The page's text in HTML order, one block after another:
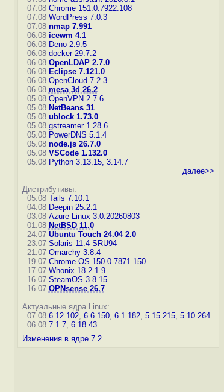
07.08 Chrome 151.0.7922.108
07.08 WordPress 7.0.3
07.08 nmap 7.991
06.08 icewm 4.1
06.08 Deno 2.9.5
06.08 docker 29.7.2
06.08 OpenLDAP 2.7.0
06.08 Eclipse 7.121.0
06.08 OpenCloud 7.2.3
06.08 mesa 3d 26.2
05.08 OpenVPN 2.7.6
05.08 NetBeans 31
05.08 ublock 1.73.0
05.08 gstreamer 1.28.6
05.08 PowerDNS 5.1.4
05.08 node.js 26.7.0
05.08 VSCode 1.132.0
05.08 Python 3.13.15, 3.14.7
далее>>
Дистрибутивы:
05.08 Tails 7.10.1
04.08 Deepin 25.2.1
03.08 Azure Linux 3.0.20260803
01.08 NetBSD 11.0
24.07 Ubuntu Touch 24.04 2.0
23.07 Solaris 11.4 SRU94
21.07 Omarchy 3.8.4
19.07 Chrome OS 150.0.7871.150
17.07 Whonix 18.2.1.9
16.07 SteamOS 3.8.15
16.07 OPNsense 26.7
Актуальные ядра Linux:
07.08 6.12.102, 6.6.150, 6.1.182, 5.15.215, 5.10.264
06.08 7.1.7, 6.18.43
Изменения в ядре 7.2